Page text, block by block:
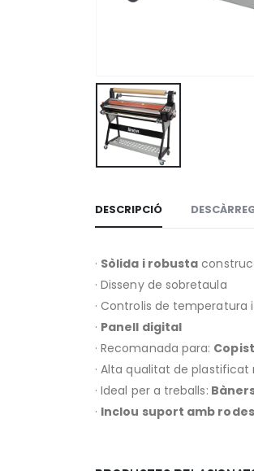
DESCRIPCIÓ
· Sòlida i robusta
· Disseny de sobretaula
· Controlis de
· Panell digital
· Recomanada para:
· Alta qualitat de
· Ideal per a treballs:
· Inclou suport amb rodes